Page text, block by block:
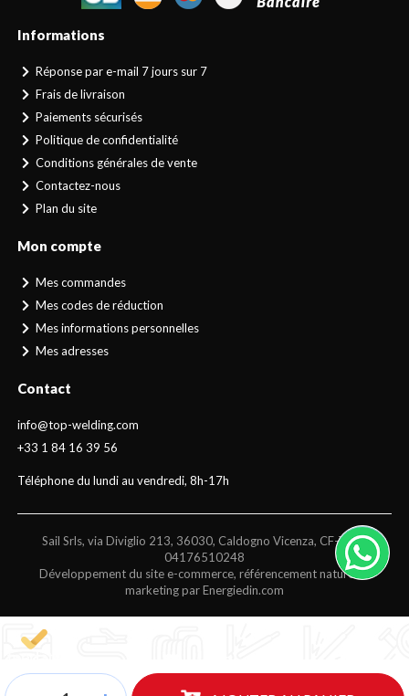
Informations
Réponse par e-mail 7 jours sur 7
Frais de livraison
Paiements sécurisés
Politique de confidentialité
Conditions générales de vente
Contactez-nous
Plan du site
Mon compte
Mes commandes
Mes codes de réduction
Mes informations personnelles
Mes adresses
Contact
info@top-welding.com
+33 1 84 16 39 56
Téléphone du lundi au vendredi, 8h-17h
Sail Srls, via Diviglio 213, 36030, Caldogno Vicenza, CF-TVA :
04176510248
Développement du site e-commerce, référencement naturel et
marketing par Energiedin.com